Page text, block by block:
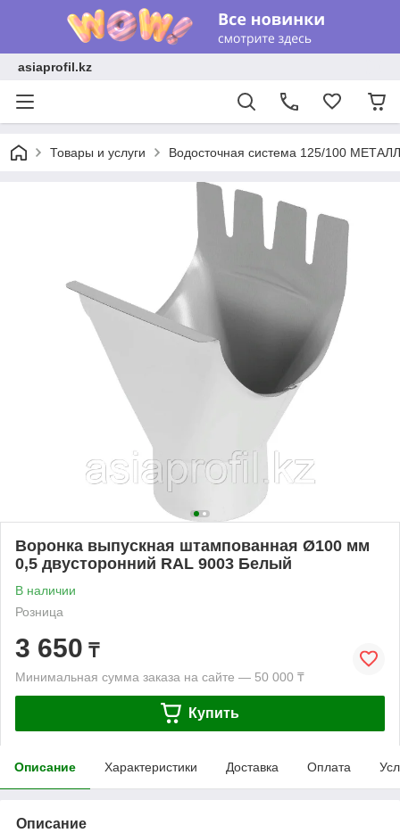
asiaprofil.kz
Товары и услуги Водосточная система 125/100
Воронка выпускная штампованная Ø100 мм
0,5 двусторонний RAL 9003 Белый
В наличии
Розница
3 650 ₸
Минимальная сумма заказа на сайте — 50 000 ₸
Купить
Описание Характеристики Доставка Оплата
Описание